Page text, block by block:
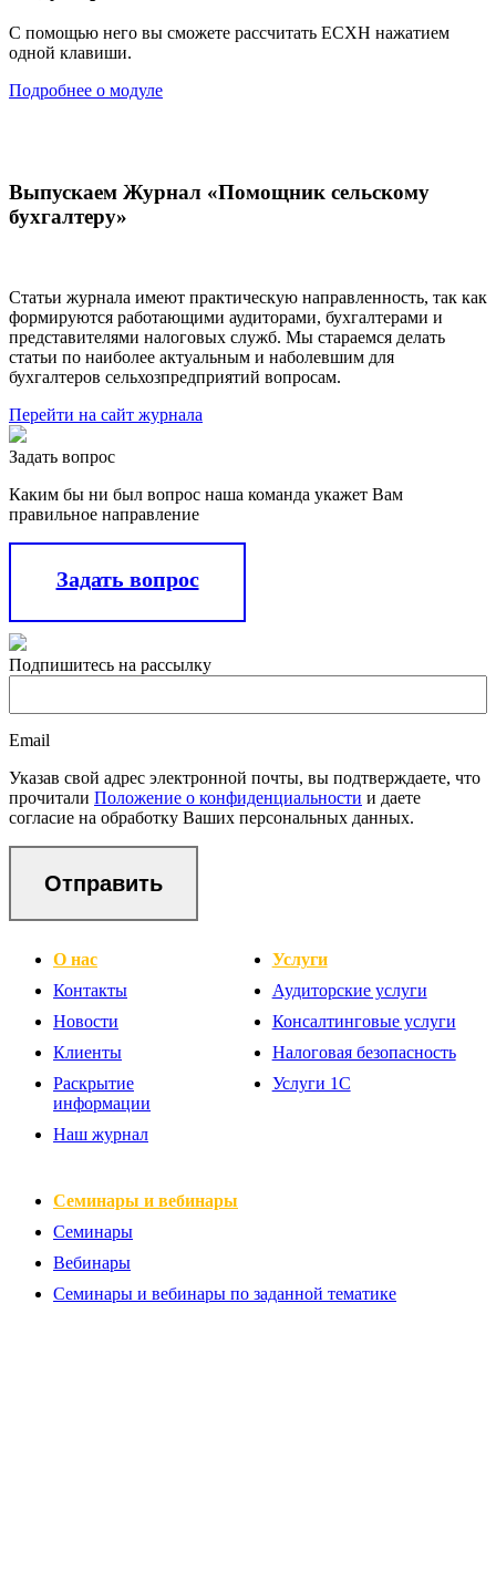
С помощью него вы сможете рассчитать ЕСХН нажатием
одной клавиши.
Подробнее о модуле
Выпускаем Журнал «Помощник сельскому
бухгалтеру»
Статьи журнала имеют практическую направленность, так как
формируются работающими аудиторами, бухгалтерами и
представителями налоговых служб. Мы стараемся делать
статьи по наиболее актуальным и наболевшим для
бухгалтеров сельхозпредприятий вопросам.
Перейти на сайт журнала
Задать вопрос
Каким бы ни был вопрос наша команда укажет Вам
правильное направление
Задать вопрос
Подпишитесь на рассылку
Email
Указав свой адрес электронной почты, вы подтверждаете, что
прочитали Положение о конфиденциальности и даете
согласие на обработку Ваших персональных данных.
Отправить
О нас
Контакты
Новости
Клиенты
Раскрытие
информации
Наш журнал
Услуги
Аудиторские услуги
Консалтинговые услуги
Налоговая безопасность
Услуги 1С
Семинары и вебинары
Семинары
Вебинары
Семинары и вебинары по заданной тематике